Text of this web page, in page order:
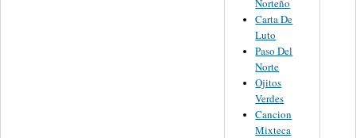
Norteño
Carta De
Luto
Paso Del
Norte
Ojitos
Verdes
Cancion
Mixteca